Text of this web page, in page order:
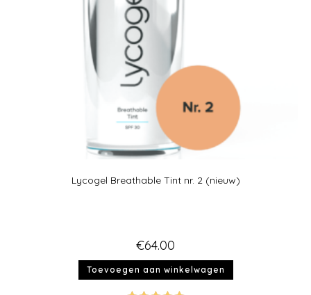
Lycogel Breathable Tint nr. 2 (nieuw)
€64.00
Toevoegen aan winkelwagen